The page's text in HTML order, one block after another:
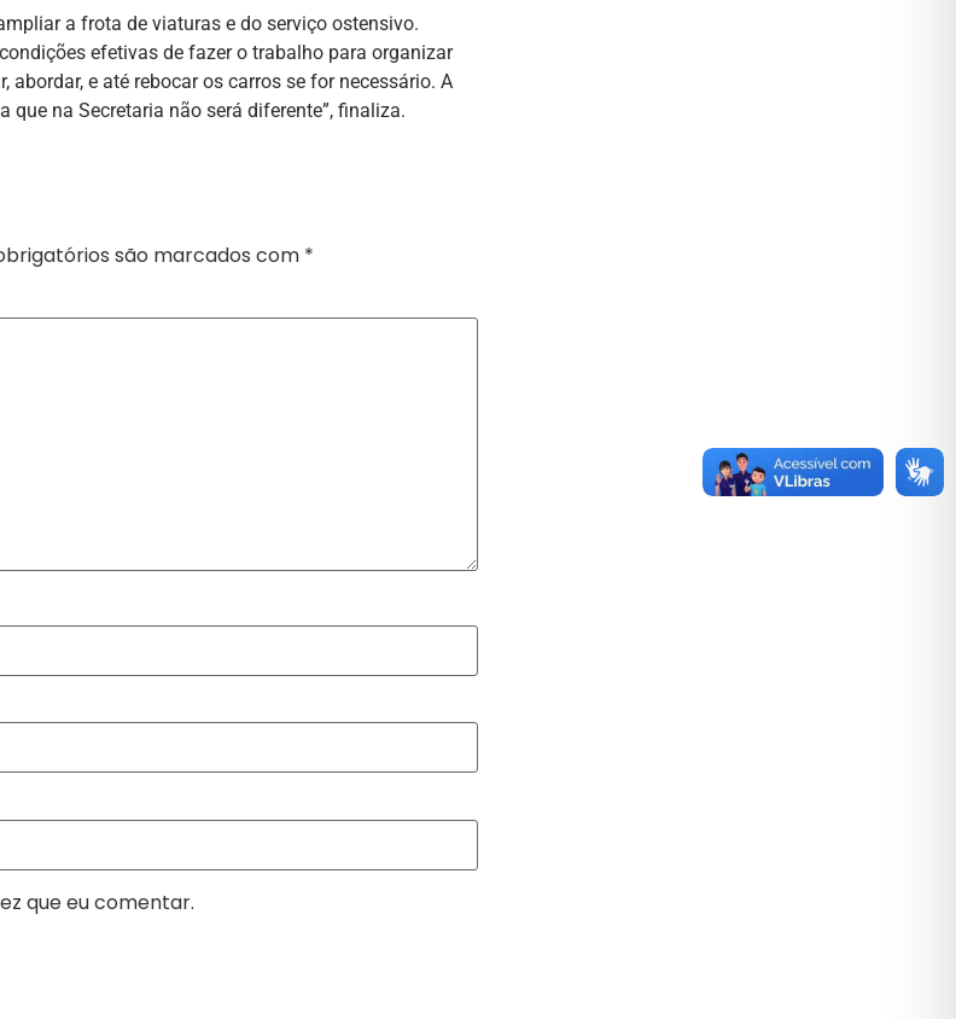
a frota de viaturas e do serviço ostensivo.
efetivas de fazer o trabalho para organizar
e até rebocar os carros se for necessário. A
na Secretaria não será diferente”, finaliza.
são marcados com *
que eu comentar.